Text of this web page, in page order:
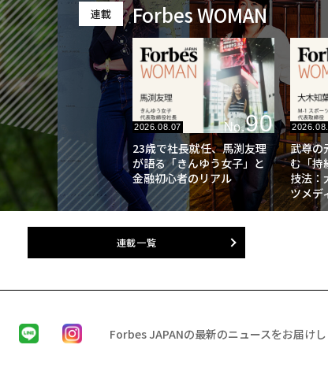
連載 Forbes WOMAN
2026.08.07 No.90
23歳で社長就任、馬渕友理
が語る「きんゆう女子」と
金融初心者のリアル
武尊の
む「持
技法：
ツメデ
連載一覧
Forbes JAPANの最新のニュースをお届け